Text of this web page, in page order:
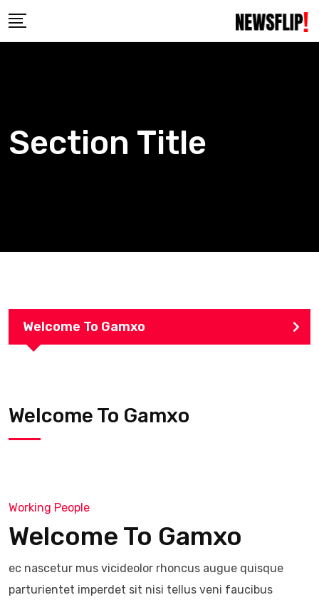
Section Title
Welcome To Gamxo
Welcome To Gamxo
Working People
Welcome To Gamxo
ec nascetur mus vicideolor rhoncus augue quisque
parturientet imperdet sit nisi tellus veni faucibus